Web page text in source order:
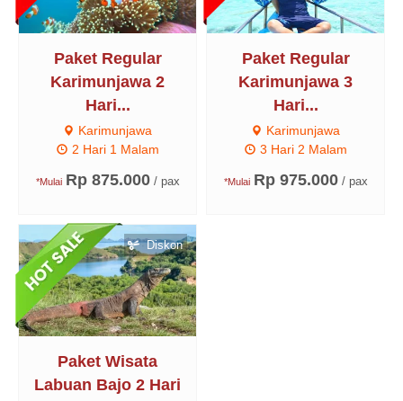
Paket Regular
Karimunjawa 2
Hari...
Karimunjawa
2 Hari 1 Malam
*Mulai Rp 875.000 / pax
Paket Regular
Karimunjawa 3
Hari...
Karimunjawa
3 Hari 2 Malam
*Mulai Rp 975.000 / pax
Paket Wisata
Labuan Bajo 2 Hari
Diskon